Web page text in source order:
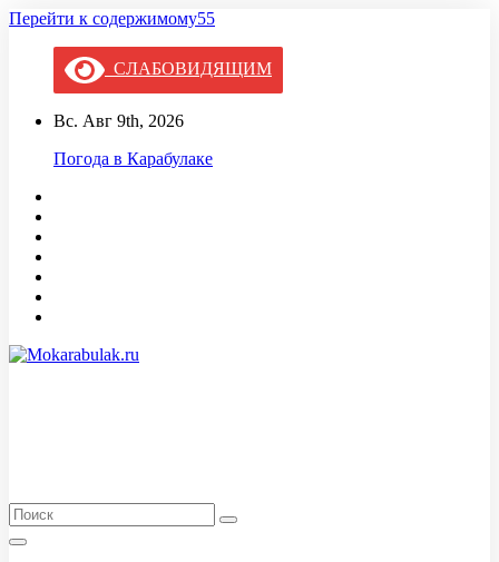
Перейти к содержимому55
СЛАБОВИДЯЩИМ
Вс. Авг 9th, 2026
Погода в Карабулаке